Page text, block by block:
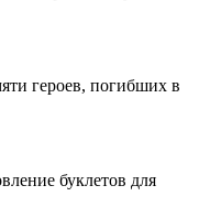
героев, погибших в
буклетов для